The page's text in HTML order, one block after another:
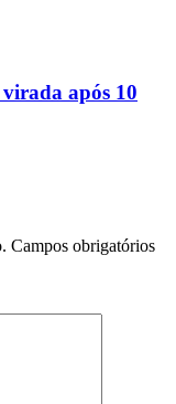
após 10
Campos obrigatórios